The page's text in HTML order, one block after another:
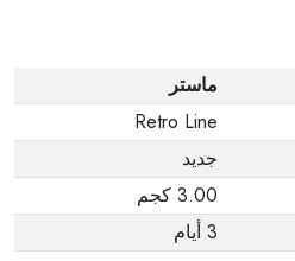
ماستر
Retro Line
جديد
3.00 كجم
3 أيام